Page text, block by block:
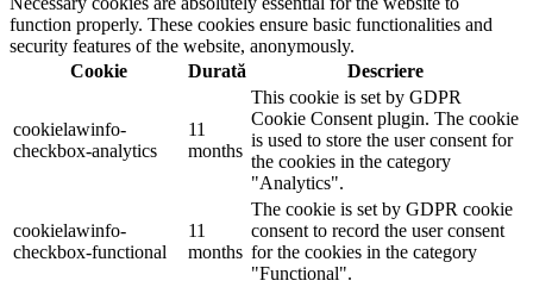
function properly. These cookies ensure basic functionalities and
security features of the website, anonymously.
Cookie
Durată Descriere
cookielawinfo-
checkbox-analytics
11
months
This cookie is set by GDPR
Cookie Consent plugin. The cookie
is used to store the user consent for
the cookies in the category
"Analytics".
cookielawinfo-
checkbox-functional
11
months
The cookie is set by GDPR cookie
consent to record the user consent
for the cookies in the category
"Functional".